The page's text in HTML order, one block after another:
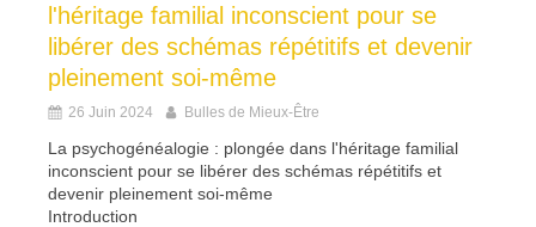
l'héritage familial inconscient pour se
libérer des schémas répétitifs et devenir
pleinement soi-même
26 Juin 2024 Bulles de Mieux-Être
La psychogénéalogie : plongée dans l'héritage familial
inconscient pour se libérer des schémas répétitifs et
devenir pleinement soi-même
Introduction